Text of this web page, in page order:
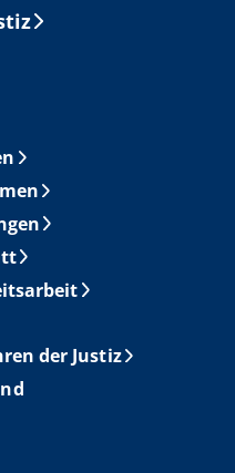
der Justiz